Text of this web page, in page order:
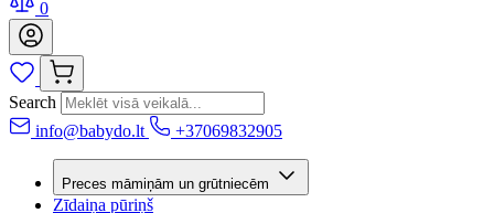
0
Search
info@babydo.lt
+37069832905
Preces māmiņām un grūtniecēm
Zīdaiņa pūriņš